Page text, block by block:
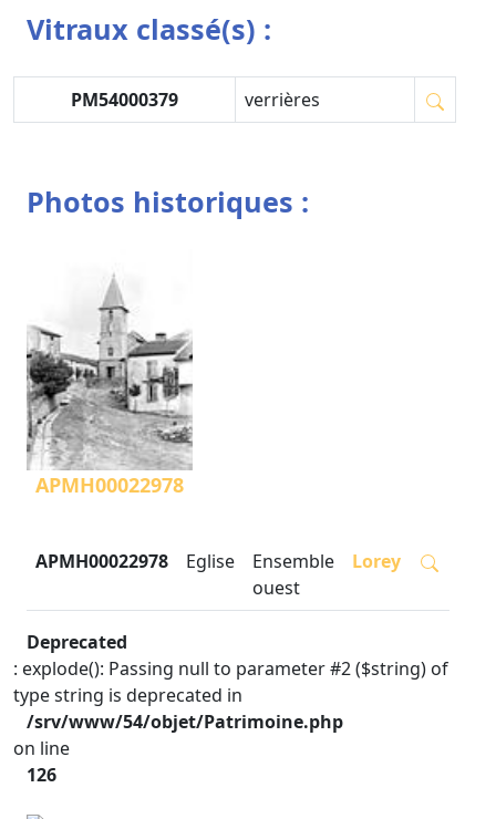
Vitraux classé(s) :
PM54000379 verrières
Photos historiques :
APMH00022978
APMH00022978 Eglise
Ensemble
ouest
Lorey
Deprecated
: explode(): Passing null to parameter #2 ($string) of
type string is deprecated in
/srv/www/54/objet/Patrimoine.php
on line
126